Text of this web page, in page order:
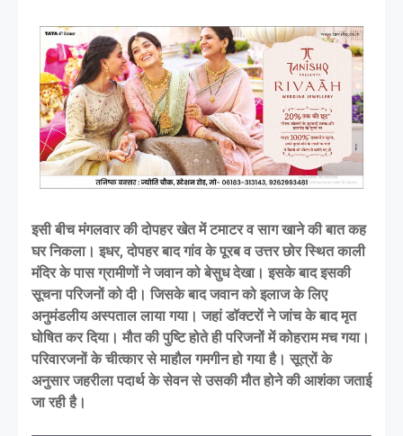
इसी बीच मंगलवार की दोपहर खेत में टमाटर व साग खाने की बात कह
घर निकला। इधर, दोपहर बाद गांव के पूरब व उत्तर छोर स्थित काली
मंदिर के पास ग्रामीणों ने जवान को बेसुध देखा। इसके बाद इसकी
सूचना परिजनों को दी। जिसके बाद जवान को इलाज के लिए
अनुमंडलीय अस्पताल लाया गया। जहां डॉक्टरों ने जांच के बाद मृत
घोषित कर दिया। मौत की पुष्टि होते ही परिजनों में कोहराम मच गया।
परिवारजनों के चीत्कार से माहौल गमगीन हो गया है। सूत्रों के
अनुसार जहरीला पदार्थ के सेवन से उसकी मौत होने की आशंका जताई
जा रही है।